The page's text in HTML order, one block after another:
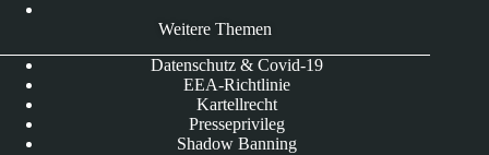
Weitere Themen
Datenschutz & Covid-19
EEA-Richtlinie
Kartellrecht
Presseprivileg
Shadow Banning